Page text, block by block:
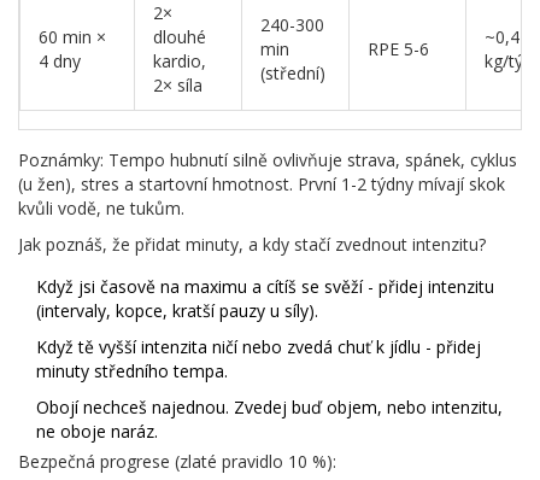
60 min ×
4 dny
2×
dlouhé
kardio,
2× síla
240-300
min
(střední)
RPE 5-6
~0,4-
kg/
Poznámky: Tempo hubnutí silně ovlivňuje strava, spánek, cyklus
(u žen), stres a startovní hmotnost. První 1-2 týdny mívají skok
kvůli vodě, ne tukům.
Jak poznáš, že přidat minuty, a kdy stačí zvednout intenzitu?
Když jsi časově na maximu a cítíš se svěží - přidej intenzitu
(intervaly, kopce, kratší pauzy u síly).
Když tě vyšší intenzita ničí nebo zvedá chuť k jídlu - přidej
minuty středního tempa.
Obojí nechceš najednou. Zvedej buď objem, nebo intenzitu,
ne oboje naráz.
Bezpečná progrese (zlaté pravidlo 10 %):